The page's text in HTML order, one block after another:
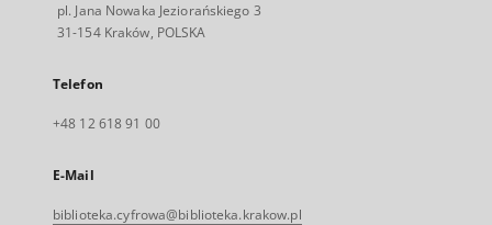
pl. Jana Nowaka Jeziorańskiego 3
31-154 Kraków, POLSKA
Telefon
+48 12 618 91 00
E-Mail
biblioteka.cyfrowa@biblioteka.krakow.pl